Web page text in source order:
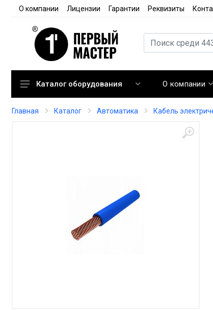
О компании Лицензии Гарантии Реквизиты
Кондиционирование
Каталог оборудования О компании
Главная Каталог Автоматика Кабель